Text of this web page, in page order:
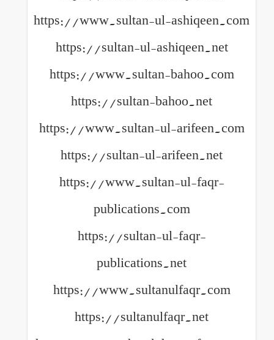
https://www.sultan-ul-ashiqeen.com
https://sultan-ul-ashiqeen.net
https://www.sultan-bahoo.com
https://sultan-bahoo.net
https://www.sultan-ul-arifeen.com
https://sultan-ul-arifeen.net
https://www.sultan-ul-faqr-
publications.com
https://sultan-ul-faqr-
publications.net
https://www.sultanulfaqr.com
https://sultanulfaqr.net